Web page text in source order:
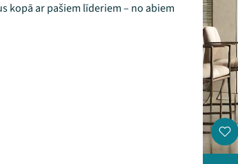
kopā ar pašiem līderiem – no abiem